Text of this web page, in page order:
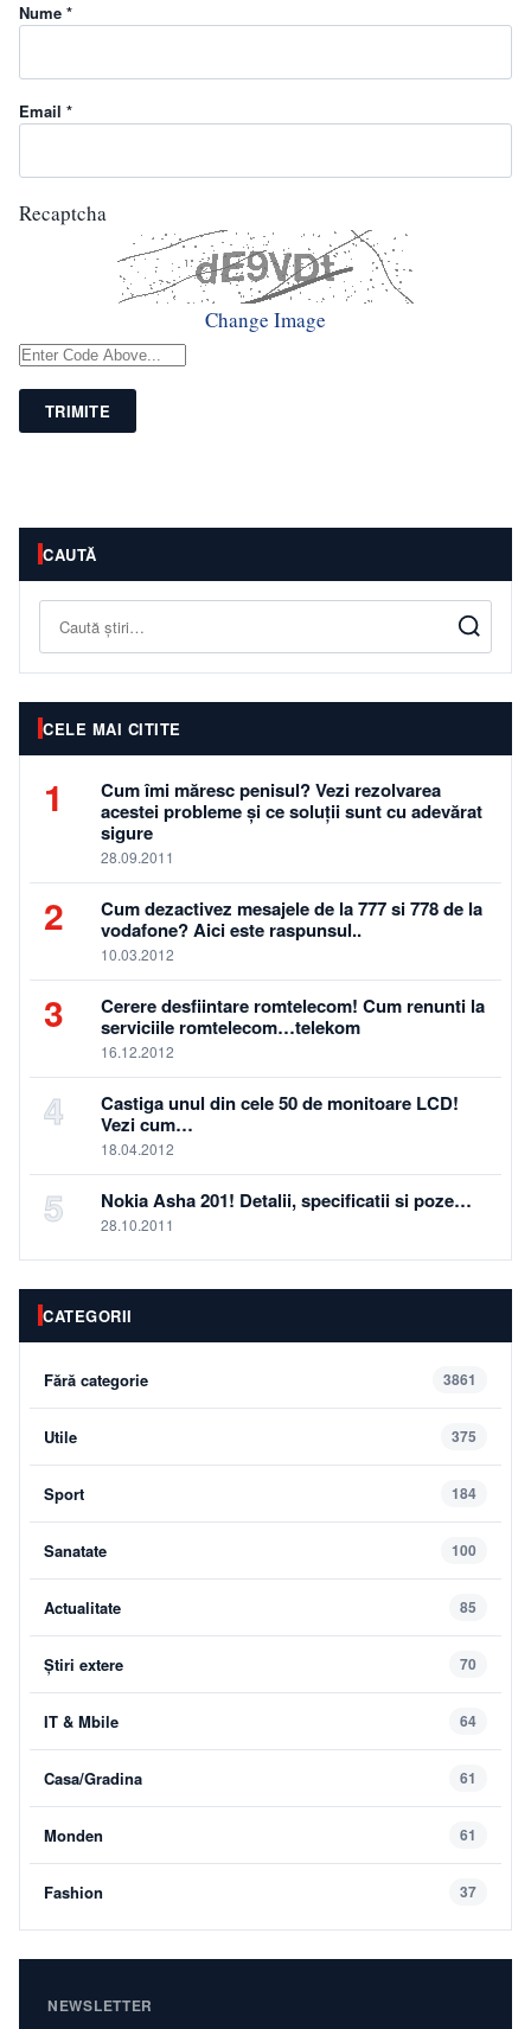
Nume *
Email *
Recaptcha
Change Image
TRIMITE
CAUTĂ
Caută
CELE MAI CITITE
1
Cum îmi măresc penisul? Vezi rezolvarea
acestei probleme și ce soluții sunt cu adevărat
sigure
28.09.2011
2
Cum dezactivez mesajele de la 777 si 778 de la
vodafone? Aici este raspunsul..
10.03.2012
3
Cerere desfiintare romtelecom! Cum renunti la
serviciile romtelecom…telekom
16.12.2012
4
Castiga unul din cele 50 de monitoare LCD!
Vezi cum…
18.04.2012
5 Nokia Asha 201! Detalii, specificatii si poze…
28.10.2011
CATEGORII
Fără categorie 3861
Utile 375
Sport 184
Sanatate 100
Actualitate 85
Știri extere 70
IT & Mbile 64
Casa/Gradina 61
Monden 61
Fashion 37
NEWSLETTER